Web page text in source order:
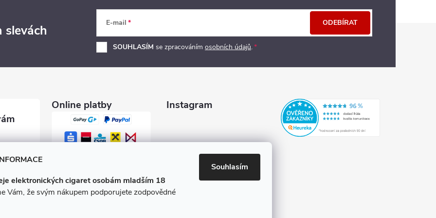
elektronických cigaret osobám mladším 18
Vám, že svým nákupem podporujete zodpovědné
Souhlasím
slevách E-mail
SOUHLASÍM se zpracováním osobních údajů.
ODEBÍRAT
600
e-ciga
Online platby Instagram